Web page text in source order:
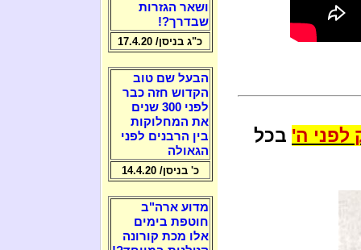
לפני ה' בכל
ושאר הגזרות
שבדרך?!
כ"ג בניסן/ 17.4.20
הבעל שם טוב
הקדוש חזה כבר
לפני 300 שנים
את המחלוקות
בין הרבנים לפני
הגאולה
כ' בניסן/ 14.4.20
מדוע ארה"ב
חוטפת בימים
אלו מכת קורונה